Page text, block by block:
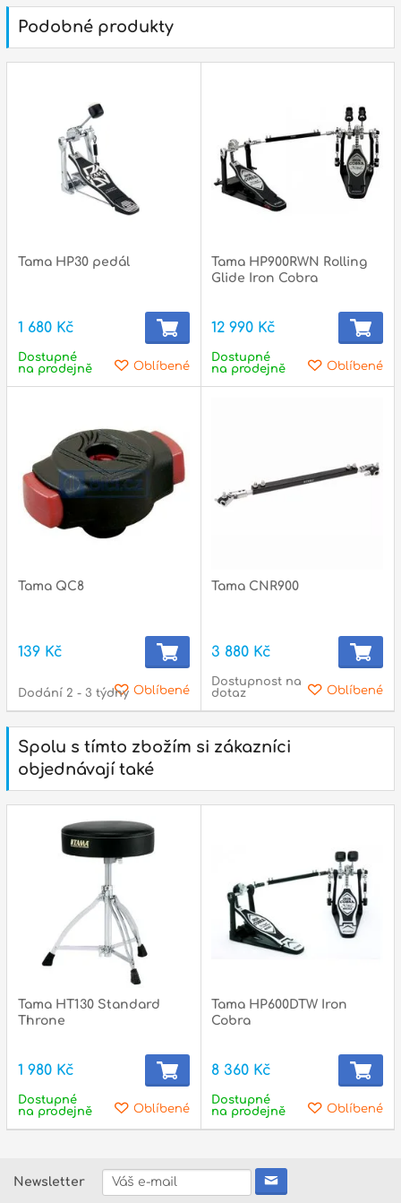
Podobné produkty
Tama HP30 pedál
1 680 Kč
Oblíbené
Dostupné
na prodejně
Tama HP900RWN Rolling
Glide Iron Cobra
12 990 Kč
Oblíbené
Dostupné
na prodejně
Tama QC8
139 Kč
Oblíbené
Dodání 2 - 3 týdny
Tama CNR900
3 880 Kč
Oblíbené
Dostupnost na
dotaz
Spolu s tímto zbožím si zákazníci
objednávají také
Tama HT130 Standard
Throne
1 980 Kč
Oblíbené
Dostupné
na prodejně
Tama HP600DTW Iron
Cobra
8 360 Kč
Oblíbené
Dostupné
na prodejně
Newsletter